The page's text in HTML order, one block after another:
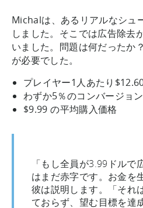
Michalは、あるリアルなシュ
しました。そこでは広告除去
いました。問題は何だったか
が必要でした。
プレイヤー1人あたり
わずか5％のコンバージョ
$9.99 の平均購入価格
「もし全員が3.99ドルで
はまだ赤字です。お金を
彼は説明します。「それ
ておらず、望む目標を達